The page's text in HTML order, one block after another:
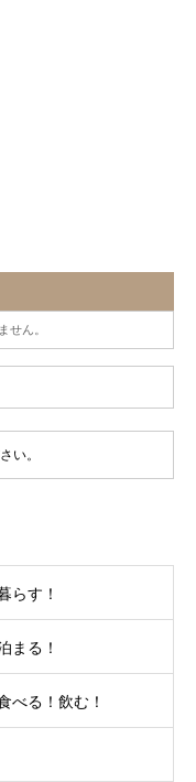
せん。
い。
らす！
まる！
べる！飲む！